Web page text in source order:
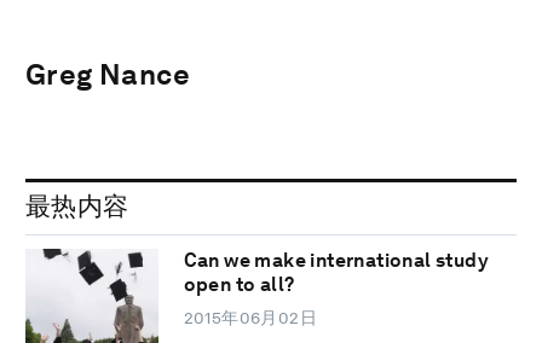
Greg Nance
最热内容
Can we make international study
open to all?
2015年06月02日